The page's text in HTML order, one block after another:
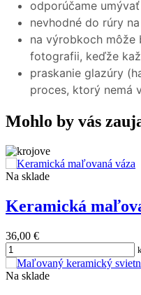
odporúčame
nevhodné do rúry
na výrobkoch
fotografii, keďže
praskanie glazúry
proces, ktorý nemá
Mohlo by vás
Na sklade
Keramická
36,00 €
Na sklade